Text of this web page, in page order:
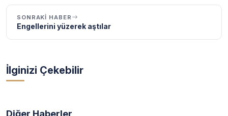
SONRAKI HABER
Engellerini yüzerek aştılar
İlginizi Çekebilir
Diğer Haberler